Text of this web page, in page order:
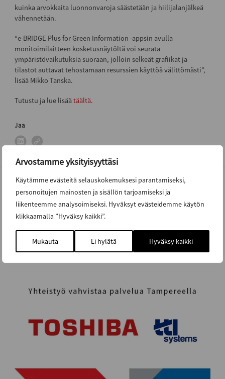
Arvostamme yksityisyyttäsi
Käytämme evästeitä selauskokemuksesi parantamiseksi,
personoitujen mainosten ja sisällön tarjoamiseksi ja
liikenteemme analysoimiseksi. Hyväksyt evästeidemme käytön
klikkaamalla ”Hyväksy kaikki”.
Mukauta Ei hylätä Hyväksy kaikki
kuinka arvokkaita luonnonvaroja säästetään ja hiilijalanjälkeä
vähennetään.
“e-BRIDGE Plus for Green Information -appsin avulla
monitoimilaitteen kosketusnäytöltä voi seurata
ympäristövaikutuksia suoraan, jolloin selkeät grafiikat ja
tilastot auttavat tehostamaan resurssien käyttöä välittömästi”,
lisää Mikko Tanska.
Tutustu ja lue lisäätäältä.
Jaa
Lisää uutisia ja artikkeleja